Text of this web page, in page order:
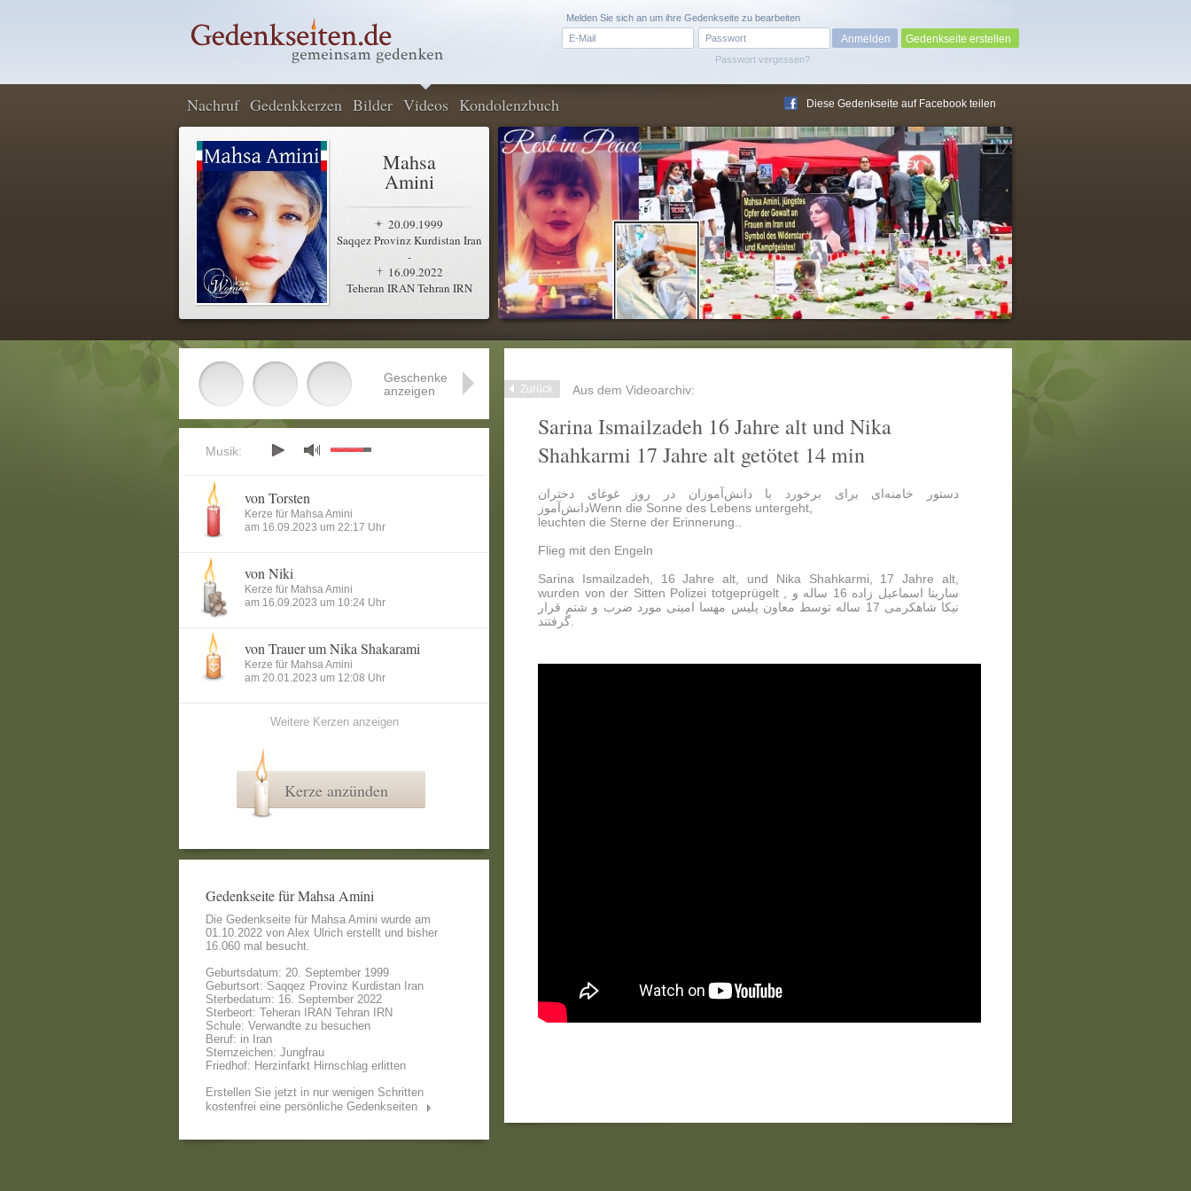
Passwort vergessen?
Melden Sie sich an um ihre Gedenkseite zu bearbeiten
Gedenkseite erstellen
Nachruf Gedenkkerzen Bilder Videos Kondolenzbuch Diese Gedenkseite auf Facebook teilen
Mahsa
Amini
20.09.1999
Saqqez Provinz Kurdistan Iran
-
16.09.2022
Teheran IRAN Tehran IRN
Zurück Aus dem Videoarchiv:
Sarina Ismailzadeh 16 Jahre alt und Nika
Shahkarmi 17 Jahre alt getötet 14 min
دستور خامنه‌ای برای برخورد با دانش‌آموزان در روز غوغای دختران
دانش‌آموزWenn die Sonne des Lebens untergeht,
leuchten die Sterne der Erinnerung..
Flieg mit den Engeln
Sarina Ismailzadeh, 16 Jahre alt, und Nika Shahkarmi, 17 Jahre alt,
wurden von der Sitten Polizei totgeprügelt , سارینا اسماعیل زاده 16 ساله و
نیکا شاهکرمی 17 ساله توسط معاون پلیس مهسا امینی مورد ضرب و شتم قرار
Geschenke
anzeigen
Musik:
von Torsten
Kerze für Mahsa Amini
am 16.09.2023 um 22:17 Uhr
von Niki
Kerze für Mahsa Amini
am 16.09.2023 um 10:24 Uhr
von Trauer um Nika Shakarami
Kerze für Mahsa Amini
am 20.01.2023 um 12:08 Uhr
Weitere Kerzen anzeigen
Kerze anzünden
Gedenkseite für Mahsa Amini
Die Gedenkseite für Mahsa Amini wurde am
01.10.2022 von Alex Ulrich erstellt und bisher
16.060 mal besucht.
Geburtsdatum: 20. September 1999
Geburtsort: Saqqez Provinz Kurdistan Iran
Sterbedatum: 16. September 2022
Sterbeort: Teheran IRAN Tehran IRN
Schule: Verwandte zu besuchen
Beruf: in Iran
Sternzeichen: Jungfrau
Friedhof: Herzinfarkt Hirnschlag erlitten
Erstellen Sie jetzt in nur wenigen Schritten
kostenfrei eine persönliche Gedenkseiten